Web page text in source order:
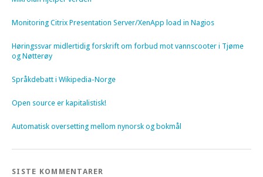
Monitoring Citrix Presentation Server/XenApp load in Nagios
Høringssvar midlertidig forskrift om forbud mot vannscooter i Tjøme
og Nøtterøy
Språkdebatt i Wikipedia-Norge
Open source er kapitalistisk!
Automatisk oversetting mellom nynorsk og bokmål
SISTE KOMMENTARER